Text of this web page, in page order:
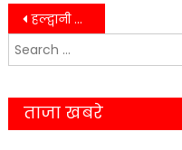
Post
navigation
हल्द्वानी में एई पर हमला, पीछा कर लूटी सोने की चेन….
Search
for:
ताजा खबरे